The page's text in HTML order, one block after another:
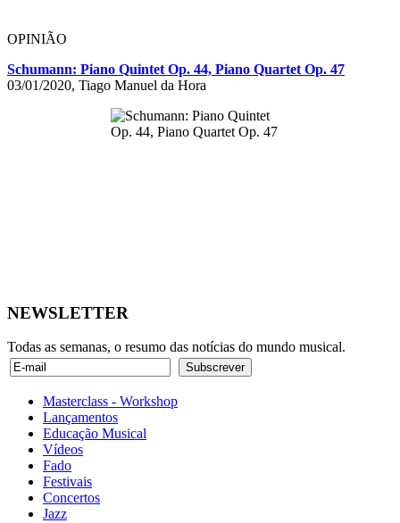
OPINIÃO
Schumann: Piano Quintet Op. 44, Piano Quartet Op. 47
03/01/2020, Tiago Manuel da Hora
NEWSLETTER
Todas as semanas, o resumo das notícias do mundo musical.
Masterclass - Workshop
Lançamentos
Educação Musical
Vídeos
Fado
Festivais
Concertos
Jazz